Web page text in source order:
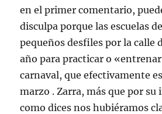
en el primer comentario,
disculpa porque las escuelas
pequeños desfiles por la calle
año para practicar o
carnaval, que efectivamente
marzo . Zarra, más que por
como dices nos hubiéramos